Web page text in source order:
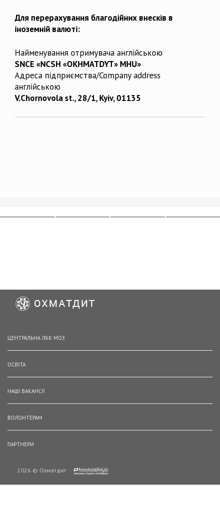
Для перерахування благодійних внесків в
іноземній валюті:
Найменування отримувача англійською
SNCE «NCSH «OKHMATDYT» MHU»
Адреса підприємства/Company address
англійською
V.Chornovola st., 28/1, Kyiv, 01135
ЦЕНТРАЛЬНА ЛКК МОЗ
ОСВІТА
НАШІ ВАКАНСІЇ
ВОЛОНТЕРАМ
ПАРТНЕРИ
2026 © Охматдит